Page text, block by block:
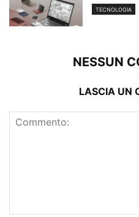
TECNOLOGIA
NESSUN
LASCIA UN